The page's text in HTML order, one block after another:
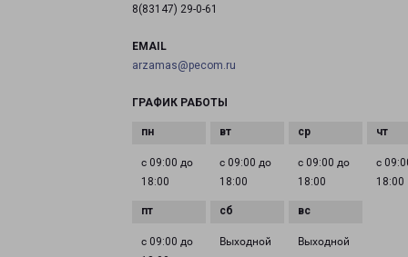
8(83147) 29-0-61
EMAIL
arzamas@pecom.ru
ГРАФИК РАБОТЫ
с 09:00 до
18:00
с 09:00 до
18:00
с 09:00 до
18:00
с
18:00
с 09:00 до
Выходной Выходной